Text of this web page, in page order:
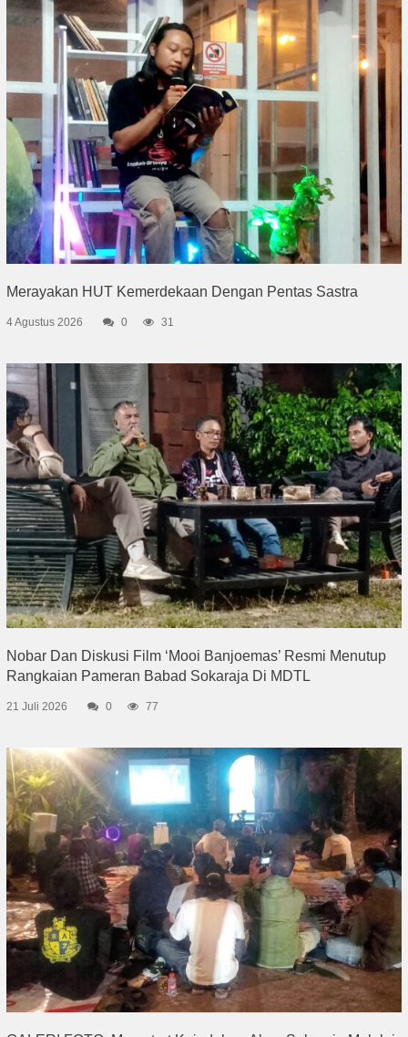
Merayakan HUT Kemerdekaan Dengan Pentas Sastra
4 Agustus 2026 0 31
Nobar Dan Diskusi Film ‘Mooi Banjoemas’ Resmi Menutup
Rangkaian Pameran Babad Sokaraja Di MDTL
21 Juli 2026 0 77